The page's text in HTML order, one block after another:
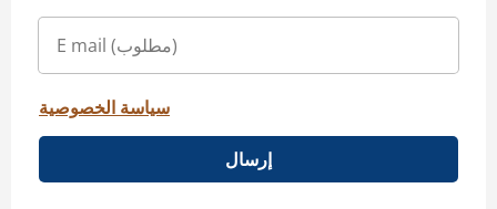
سياسة الخصوصية
إرسال